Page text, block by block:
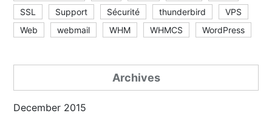
SSL
Support Sécurité thunderbird
VPS
Web
webmail WHM WHMCS WordPress
Archives
December 2015